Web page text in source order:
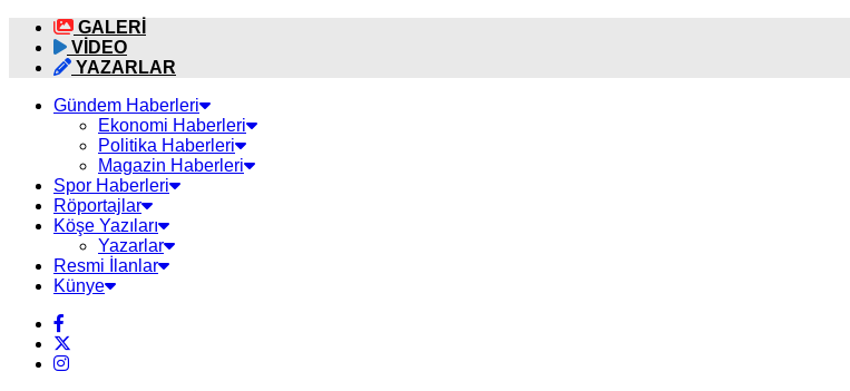
GALERİ
VİDEO
YAZARLAR
Gündem Haberleri
Ekonomi Haberleri
Politika Haberleri
Magazin Haberleri
Spor Haberleri
Röportajlar
Köşe Yazıları
Yazarlar
Resmi İlanlar
Künye